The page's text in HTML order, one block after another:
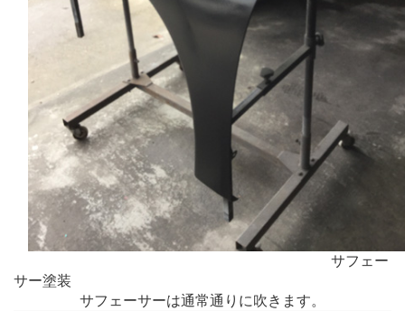
サフェー
サー塗装
サフェーサーは通常通りに吹きます。